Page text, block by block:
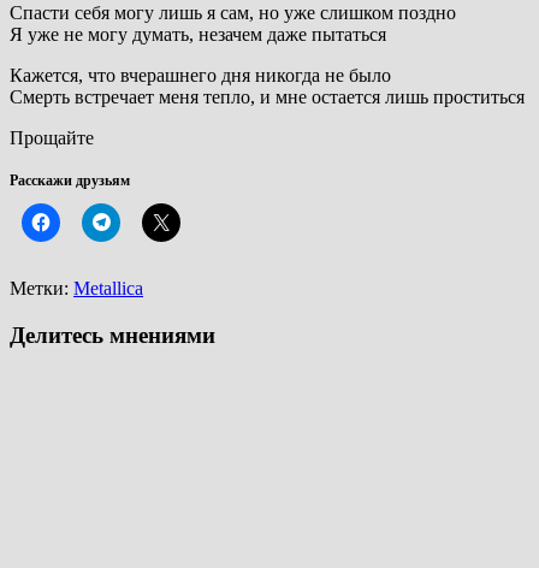
Спасти себя могу лишь я сам, но уже слишком поздно
Я уже не могу думать, незачем даже пытаться
Кажется, что вчерашнего дня никогда не было
Смерть встречает меня тепло, и мне остается лишь проститься
Прощайте
Расскажи друзьям
Метки: Metallica
Делитесь мнениями